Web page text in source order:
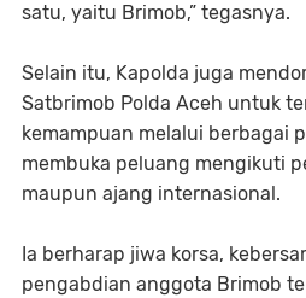
satu, yaitu Brimob,” tegasnya.
Selain itu, Kapolda juga
Satbrimob Polda Aceh untuk
kemampuan melalui berbagai
membuka peluang mengikuti
maupun ajang internasional.
Ia berharap jiwa korsa,
pengabdian anggota Brimob